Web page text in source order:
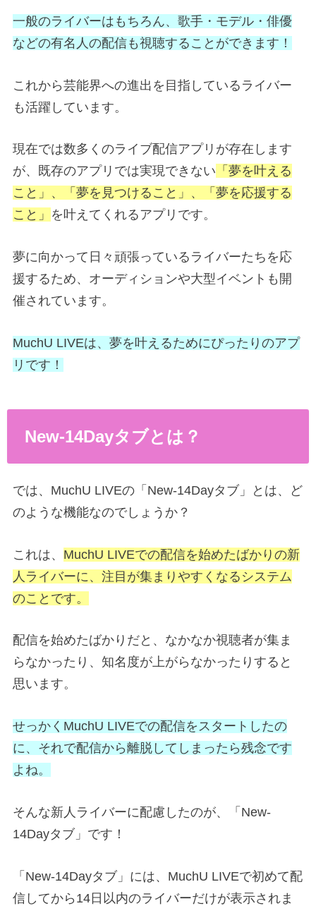
一般のライバーはもちろん、歌手・モデル・俳優
などの有名人の配信も視聴することができます！
これから芸能界への進出を目指しているライバー
も活躍しています。
現在では数多くのライブ配信アプリが存在します
が、既存のアプリでは実現できない 「夢を叶える
こと」、「夢を見つけること」、「夢を応援する
こと」 を叶えてくれるアプリです。
夢に向かって日々頑張っているライバーたちを応
援するため、オーディションや大型イベントも開
催されています。
MuchU LIVEは、夢を叶えるためにぴったりのアプ
リです！
New-14Dayタブとは？
では、MuchU LIVEの「New-14Dayタブ」とは、ど
のような機能なのでしょうか？
これは、 MuchU LIVEでの配信を始めたばかりの新
人ライバーに、注目が集まりやすくなるシステム
のことです。
配信を始めたばかりだと、なかなか視聴者が集ま
らなかったり、知名度が上がらなかったりすると
思います。
せっかくMuchU LIVEでの配信をスタートしたの
に、それで配信から離脱してしまったら残念です
よね。
そんな新人ライバーに配慮したのが、「New-
14Dayタブ」です！
「New-14Dayタブ」には、MuchU LIVEで初めて配
信してから14日以内のライバーだけが表示されま